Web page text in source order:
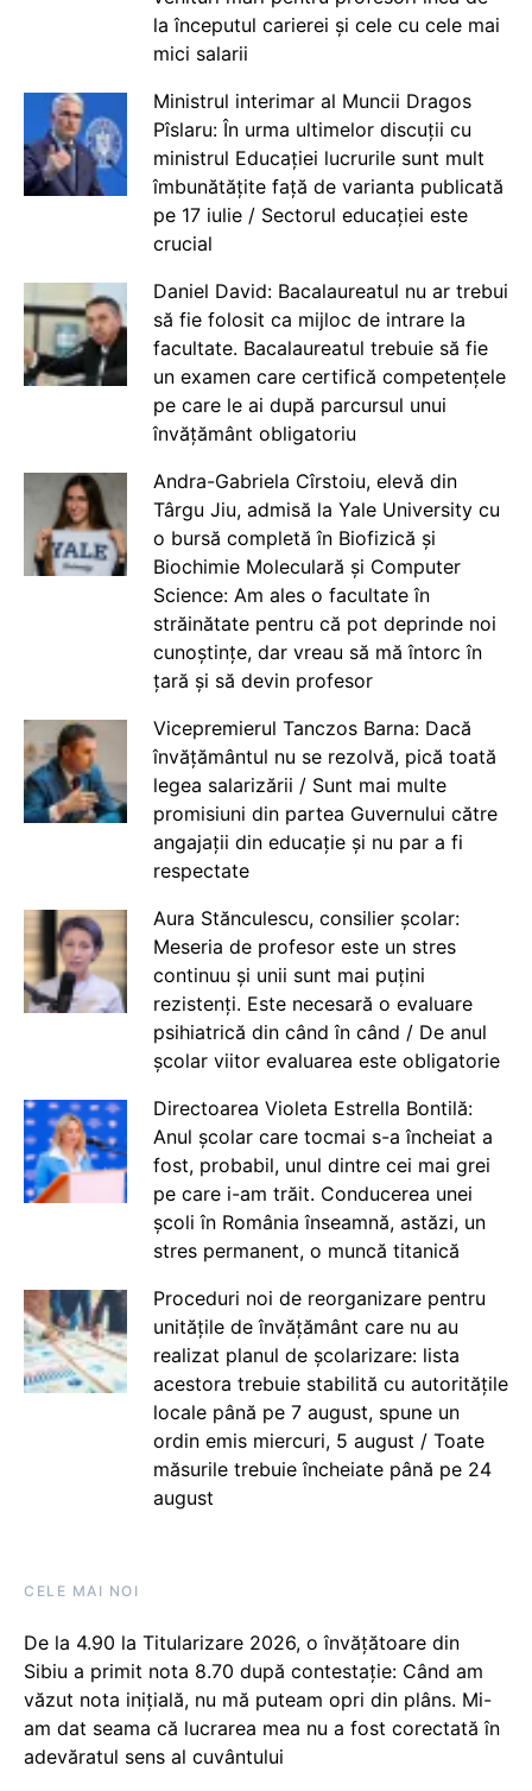
la începutul carierei și cele cu cele mai
mici salarii
Ministrul interimar al Muncii Dragos
Pîslaru: În urma ultimelor discuții cu
ministrul Educației lucrurile sunt mult
îmbunătățite față de varianta publicată
pe 17 iulie / Sectorul educației este
crucial
Daniel David: Bacalaureatul nu ar trebui
să fie folosit ca mijloc de intrare la
facultate. Bacalaureatul trebuie să fie
un examen care certifică competențele
pe care le ai după parcursul unui
învățământ obligatoriu
Andra-Gabriela Cîrstoiu, elevă din
Târgu Jiu, admisă la Yale University cu
o bursă completă în Biofizică și
Biochimie Moleculară și Computer
Science: Am ales o facultate în
străinătate pentru că pot deprinde noi
cunoștințe, dar vreau să mă întorc în
țară și să devin profesor
Vicepremierul Tanczos Barna: Dacă
învățământul nu se rezolvă, pică toată
legea salarizării / Sunt mai multe
promisiuni din partea Guvernului către
angajații din educație și nu par a fi
respectate
Aura Stănculescu, consilier școlar:
Meseria de profesor este un stres
continuu și unii sunt mai puțini
rezistenți. Este necesară o evaluare
psihiatrică din când în când / De anul
școlar viitor evaluarea este obligatorie
Directoarea Violeta Estrella Bontilă:
Anul școlar care tocmai s-a încheiat a
fost, probabil, unul dintre cei mai grei
pe care i-am trăit. Conducerea unei
școli în România înseamnă, astăzi, un
stres permanent, o muncă titanică
Proceduri noi de reorganizare pentru
unitățile de învățământ care nu au
realizat planul de școlarizare: lista
acestora trebuie stabilită cu autoritățile
locale până pe 7 august, spune un
ordin emis miercuri, 5 august / Toate
măsurile trebuie încheiate până pe 24
august
CELE MAI NOI
De la 4.90 la Titularizare 2026, o învățătoare din
Sibiu a primit nota 8.70 după contestație: Când am
văzut nota inițială, nu mă puteam opri din plâns. Mi-
am dat seama că lucrarea mea nu a fost corectată în
adevăratul sens al cuvântului